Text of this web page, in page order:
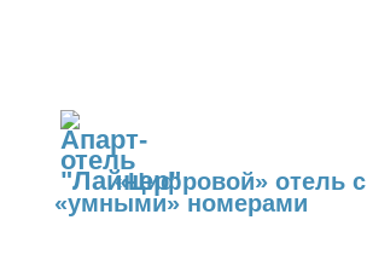
«Цифровой» отель с
«умными» номерами